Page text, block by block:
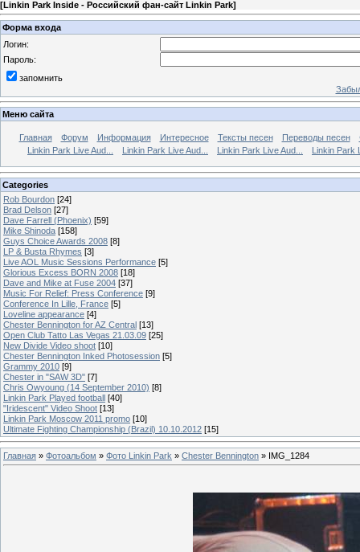
[Linkin Park Inside - Российский фан-сайт Linkin Park]
Форма входа
Логин:
Пароль:
запомнить
Меню сайта
Главная Форум Информация Интересное Тексты песен Переводы песен
Linkin Park Live Aud...
Linkin Park Live Aud... Linkin Park Live Aud... Linkin Park
Categories
Rob Bourdon [24]
Brad Delson [27]
Dave Farrell (Phoenix) [59]
Mike Shinoda [158]
Guys Choice Awards 2008 [8]
LP & Busta Rhymes [3]
Live AOL Music Sessions Performance [5]
Glorious Excess BORN 2008 [18]
Dave and Mike at Fuse 2004 [37]
Music For Relief: Press Conference [9]
Conference In Lille, France [5]
Loveline appearance [4]
Chester Bennington for AZ Central [13]
Open Club Tatto Las Vegas 21.03.09 [25]
New Divide Video shoot [10]
Chester Bennington Inked Photosession [5]
Grammy 2010 [9]
Chester in "SAW 3D" [7]
Chris Owyoung (14 September 2010) [8]
Linkin Park Played football [40]
"Iridescent" Video Shoot [13]
Linkin Park Moscow 2011 promo [10]
Ultimate Fighting Championship (Brazil) 10.10.2012 [15]
Главная » Фотоальбом » Фото Linkin Park » Chester Bennington » IMG_1284